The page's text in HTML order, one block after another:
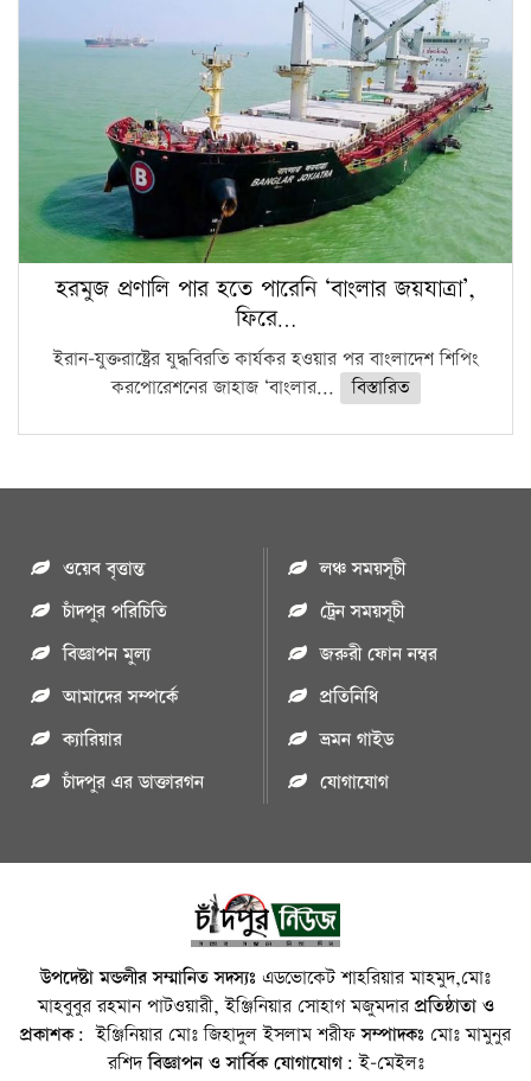
হরমুজ প্রণালি পার হতে পারেনি ‘বাংলার জয়যাত্রা’,
ফিরে…
ইরান-যুক্তরাষ্ট্রের যুদ্ধবিরতি কার্যকর হওয়ার পর বাংলাদেশ শিপিং
করপোরেশনের জাহাজ ‘বাংলার...
বিস্তারিত
ওয়েব বৃত্তান্ত
চাঁদপুর পরিচিতি
বিজ্ঞাপন মুল্য
আমাদের সম্পর্কে
ক্যারিয়ার
চাঁদপুর এর ডাক্তারগন
লঞ্চ সময়সূচী
ট্রেন সময়সূচী
জরুরী ফোন নম্বর
প্রতিনিধি
ভ্রমন গাইড
যোগাযোগ
উপদেষ্টা মন্ডলীর সম্মানিত সদস্যঃ এডভোকেট শাহরিয়ার মাহমুদ,মোঃ
মাহবুবুর রহমান পাটওয়ারী, ইঞ্জিনিয়ার সোহাগ মজুমদারপ্রতিষ্ঠাতা ও
প্রকাশক: ইঞ্জিনিয়ার মোঃ জিহাদুল ইসলাম শরীফসম্পাদকঃ মোঃ মামুনুর
রশিদবিজ্ঞাপন ও সার্বিক যোগাযোগ: ই-মেইলঃ